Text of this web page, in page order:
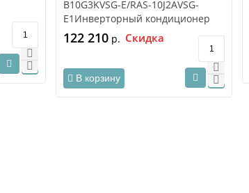
E1 –
B10G3KVSG-E/RAS-10J2AVSG-
E1Инверторный кондиционер
модели Toshiba (Тошиба) RAS-..
122 210 р. Скидка
В корзину